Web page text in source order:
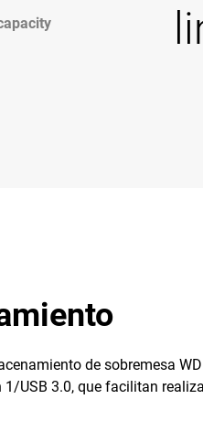
de sobremesa
USB 3.0, que facilitan